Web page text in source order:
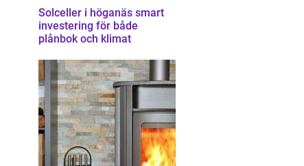
Solceller i höganäs smart
investering för både
plånbok och klimat